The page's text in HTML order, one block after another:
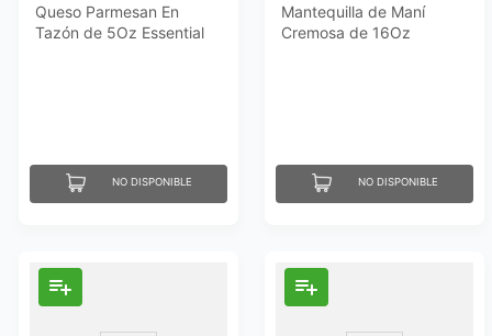
Queso Parmesan En
Tazón de 5Oz Essential
NO DISPONIBLE
Mantequilla de Maní
Cremosa de 16Oz
NO DISPONIBLE